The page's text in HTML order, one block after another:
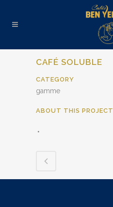
CAFÉ SOLUBLE
CATEGORY
gamme
ABOUT THIS PROJECT